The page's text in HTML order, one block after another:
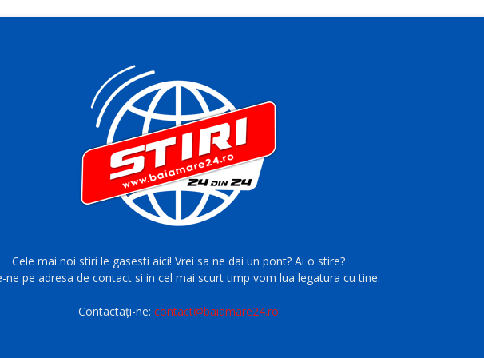
Cele mai noi stiri le gasesti aici! Vrei sa ne dai un pont? Ai o stire?
ne pe adresa de contact si in cel mai scurt timp vom lua legatura cu tine.
Contactați-ne:contact@baiamare24.ro